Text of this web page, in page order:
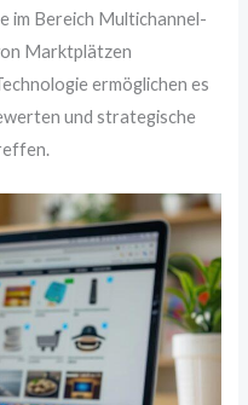
im Bereich Multichannel-
Marktplätzen
ermöglichen es
und strategische